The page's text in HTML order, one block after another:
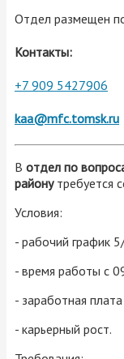
Отдел размещен
Контакты:
+7 909 5427906
kaa@mfc.tomsk.ru
В отдел по
районутребуется
Условия:
- рабочий график
- время работы с
- заработная
- карьерный рост.